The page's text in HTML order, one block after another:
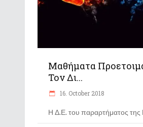
Μαθήματα
Τον Δι...
16. October 2018
Η Δ.Ε. του παραρτήματος